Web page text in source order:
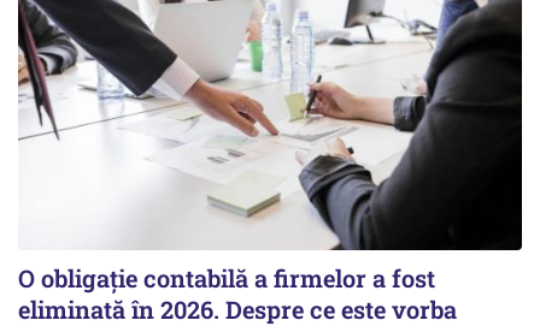
O obligație contabilă a firmelor a fost
eliminată în 2026. Despre ce este vorba